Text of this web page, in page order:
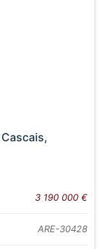
3 190 000 €
ARE-30428